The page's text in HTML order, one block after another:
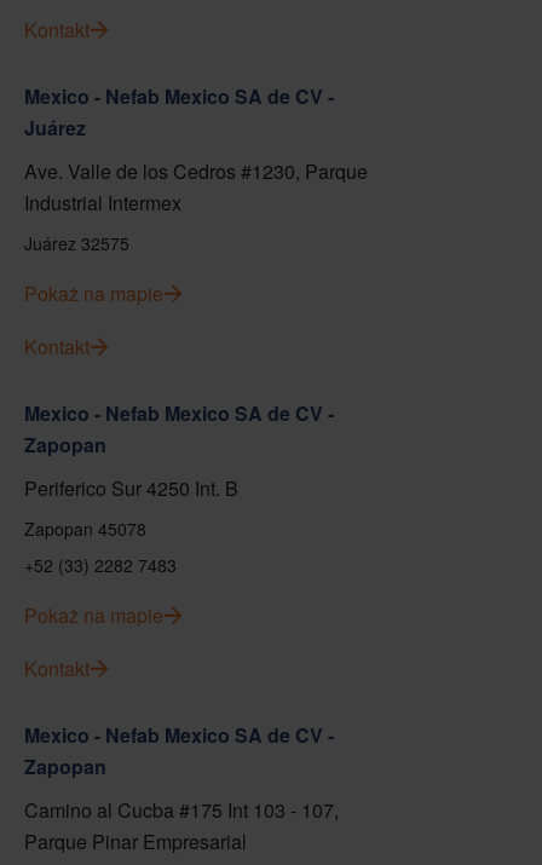
Kontakt
Mexico - Nefab Mexico SA de CV -
Juárez
Ave. Valle de los Cedros #1230, Parque
Industrial Intermex
Juárez 32575
Pokaż na mapie
Kontakt
Mexico - Nefab Mexico SA de CV -
Zapopan
Periferico Sur 4250 Int. B
Zapopan 45078
+52 (33) 2282 7483
Pokaż na mapie
Kontakt
Mexico - Nefab Mexico SA de CV -
Zapopan
Camino al Cucba #175 Int 103 - 107,
Parque Pinar Empresarial